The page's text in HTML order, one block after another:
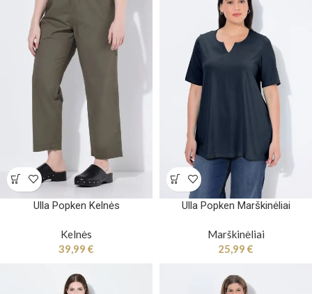
Ulla Popken Kelnės
Kelnės
39,99 €
Ulla Popken Marškinėliai
Marškinėliai
25,99 €